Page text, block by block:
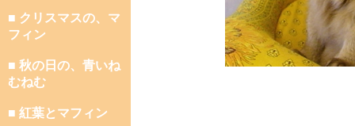
■ クリスマスの、マ
フィン
■ 秋の日の、青いね
むねむ
■ 紅葉とマフィン